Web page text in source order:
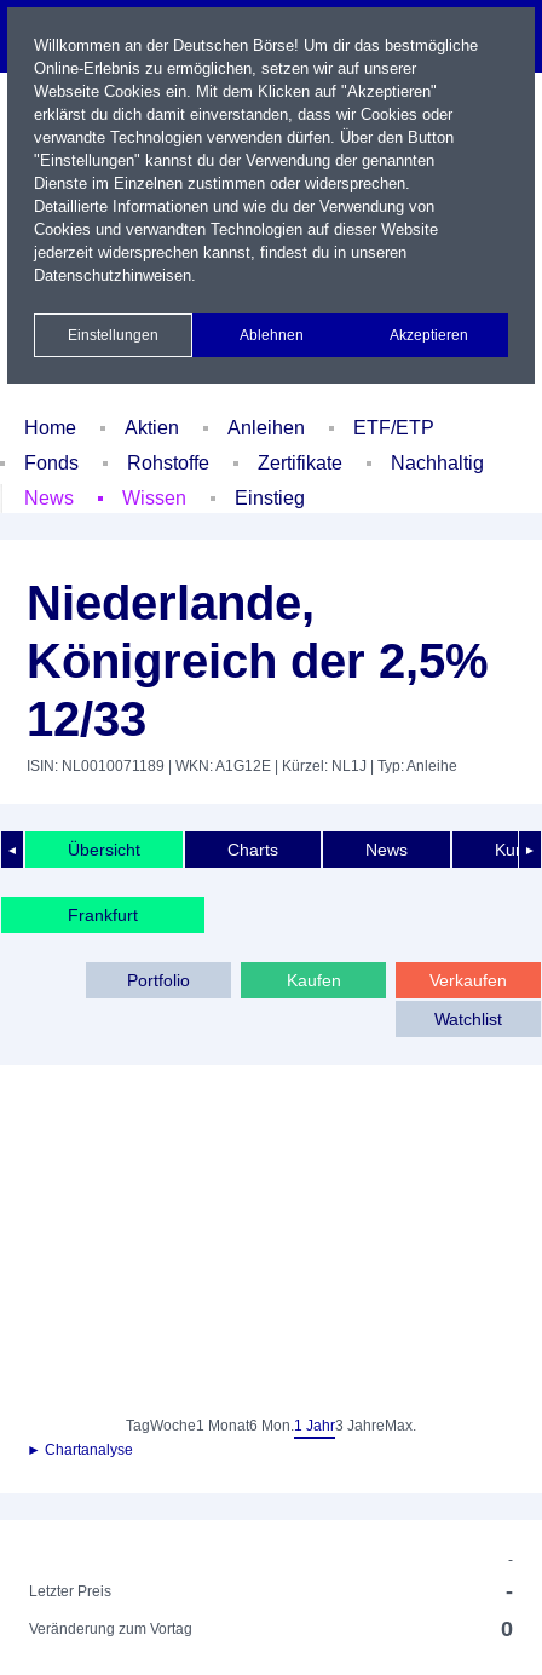
Name / WKN / ISIN / Kürzel
Xetra Realtime
Watchlist Portfolio Login
Home Aktien Anleihen
ETF/ETP
Fonds
Rohstoffe Zertifikate
Nachhaltig
News
Wissen Einstieg
Niederlande,
Königreich der 2,5%
12/33
ISIN: NL0010071189 | WKN: A1G12E | Kürzel: NL1J | Typ: Anleihe
◄ ►
Übersicht Charts News
Frankfurt
Verkaufen
Kaufen
Portfolio
Watchlist
TagWoche1 Monat6 Mon.1 Jahr3 Jahre Max.
► Chartanalyse
-
Letzter Preis
-
Veränderung zum Vortag 0
Willkommen an der Deutschen Börse! Um dir das bestmögliche
Online-Erlebnis zu ermöglichen, setzen wir auf unserer
Webseite Cookies ein. Mit dem Klicken auf "Akzeptieren"
erklärst du dich damit einverstanden, dass wir Cookies oder
verwandte Technologien verwenden dürfen. Über den Button
"Einstellungen" kannst du der Verwendung der genannten
Dienste im Einzelnen zustimmen oder widersprechen.
Detaillierte Informationen und wie du der Verwendung von
Cookies und verwandten Technologien auf dieser Website
jederzeit widersprechen kannst, findest du in unseren
Datenschutzhinweisen.
Einstellungen Ablehnen Akzeptieren